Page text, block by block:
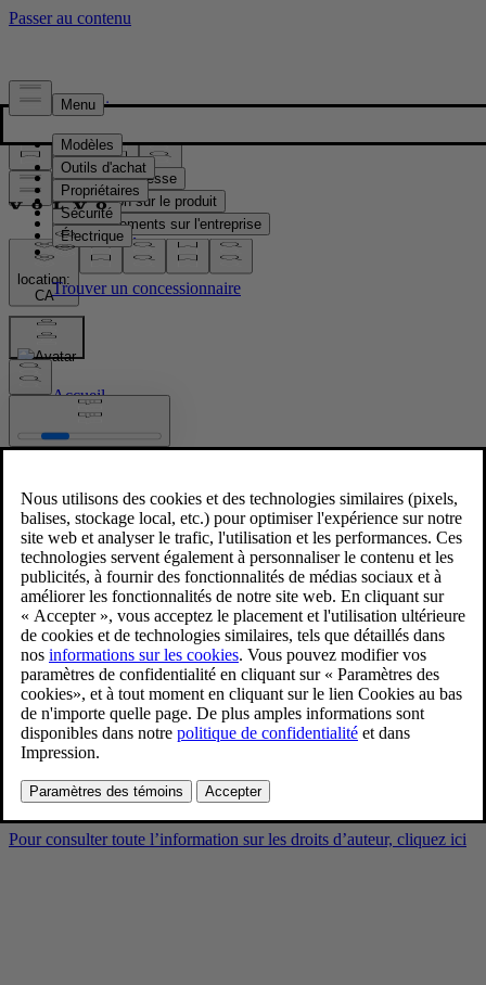
Presse & Médias
Matériel de presse
Information sur le produit
Renseignements sur l'entreprise
Contacts médias
location:
CA
Images
Accueil
/Images
Volvo Cars Ocean Race
Partnership announcement
8/28/2024
Favoris
Partager
Télécharger
Volvo Cars Ocean Race Partnership announcement
Pour consulter toute l’information sur les droits d’auteur, cliquez ici